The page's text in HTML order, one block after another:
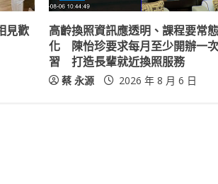
見歡
高齡換照資訊應透明、課程要常態
化 陳怡珍要求每月至少開辦一
習 打造長輩就近換照服務
蔡 永源 2026 年 8 月 6 日